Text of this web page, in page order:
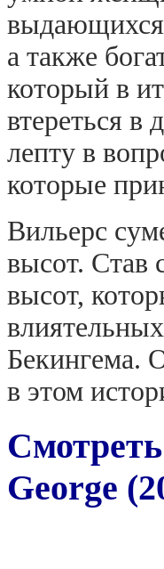
выдающихся
а также
который в
втереться
лепту в
которые
Вильерс
высот. Став
высот,
Бекингема.
в этом
George